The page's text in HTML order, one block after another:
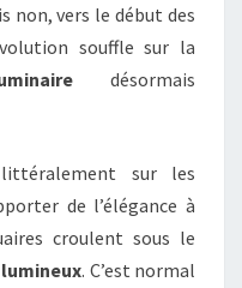
non, vers le début des
souffle sur la
désormais
sur les
de l’élégance à
croulent sous le
. C’est normal